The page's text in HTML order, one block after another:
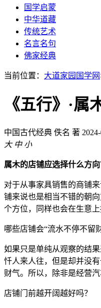
国学启蒙
中华道藏
传统艺术
名言名句
佛家经典
当前位置： 大道家园国学网
《五行》·属
中国古代经典 佚名 著
大 中 小
属木的店铺应选择什么方向
对于从事家具销售的商铺
铺来说也是相当不错的朝
个方位，同样也会在生意上
哪些店铺会“流水不停不留财
如果只是单纯从观察的结
忏人来人往，但是却并没
财气。所以，除非是经营
店铺门前越开阔越好吗？